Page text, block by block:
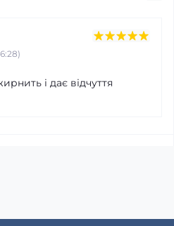
і дає відчуття